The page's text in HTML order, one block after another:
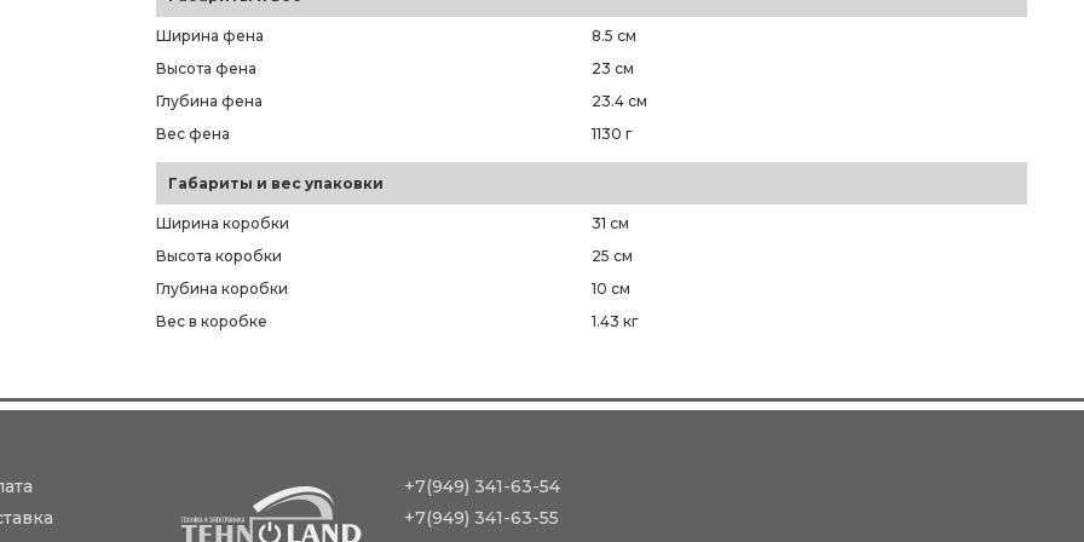
Ширина фена
8.5 см
Высота фена
23 см
Глубина фена
23.4 см
Вес фена
1130 г
Габариты и вес упаковки
Ширина коробки
31 см
Высота коробки
25 см
Глубина коробки
10 см
Вес в коробке
1.43 кг
+7(949) 341-63-54
+7(949) 341-63-55